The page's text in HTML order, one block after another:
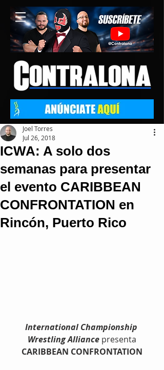
ICWA: A solo dos
semanas para presentar
el evento CARIBBEAN
CONFRONTATION en
Rincón, Puerto Rico
Joel Torres
Jul 26, 2018
International Championship
Wrestling Alliance presenta
CARIBBEAN CONFRONTATION